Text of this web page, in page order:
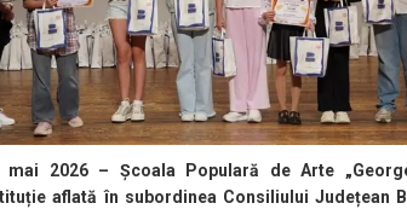
mai 2026 – Școala Populară de Arte
aflată în subordinea Consiliului Județean